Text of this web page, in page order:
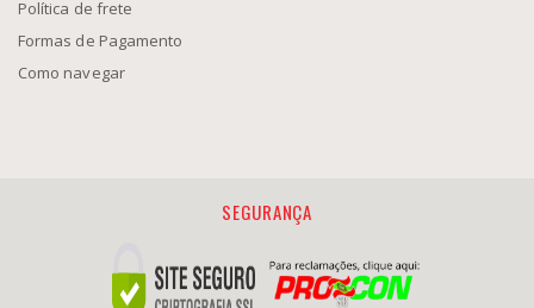
Política de frete
Formas de Pagamento
Como navegar
SEGURANÇA